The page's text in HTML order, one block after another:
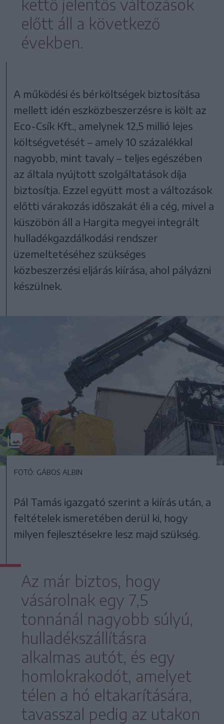
kettő jelentős változások
előtt áll a következő
években.
A működési és bérköltségek biztosítása
mellett idén eszközbeszerzésre is költ az
Eco-Csík Kft., amelynek 12,5 millió lejes
költségvetését – amely 10 százalékkal
nagyobb, mint tavaly – teljes egészében
az általa nyújtott szolgáltatások díja
biztosítja. Ezzel együtt most a változások
előtti várakozás időszakát éli a cég, mivel a
küszöbön áll a Hargita megyei integrált
hulladékgazdálkodási rendszer
üzemeltetéséhez szükséges
közbeszerzési eljárás kiírása, ahol pályázni
készülnek.
FOTÓ: GÁBOS ALBIN
Pál Tamás igazgató szerint a kiírás után, a
feltételek ismeretében derül ki, hogy
milyen fejlesztésekre lesz majd szükség.
Az már biztos, hogy
vásárolnak egy 7,5
tonnánál nagyobb súlyú,
hulladékszállításra
alkalmas autót, és egy
homlokrakodót, amelyet
télen a hó eltakarítására,
tavasszal pedig az utakon